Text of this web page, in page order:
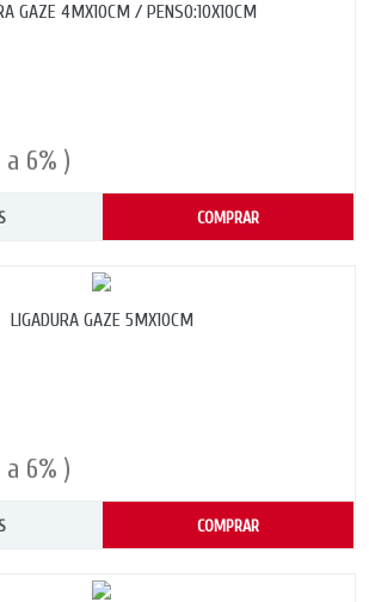
GAZE 4MX10CM / PENSO:10X10CM
6% )
COMPRAR
LIGADURA GAZE 5MX10CM
6% )
COMPRAR